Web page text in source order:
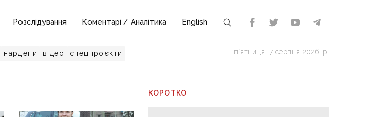
Розслідування Коментарі / Аналітика English
нардепи відео спецпроєкти пʼятниця, 7 серпня 2026 р.
КОРОТКО